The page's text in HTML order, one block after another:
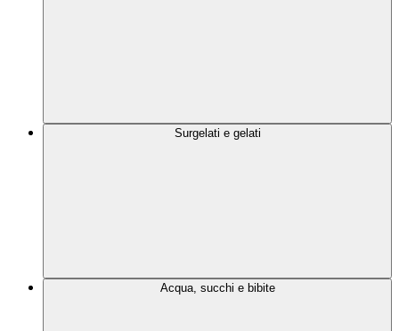
Surgelati e gelati
Acqua, succhi e bibite